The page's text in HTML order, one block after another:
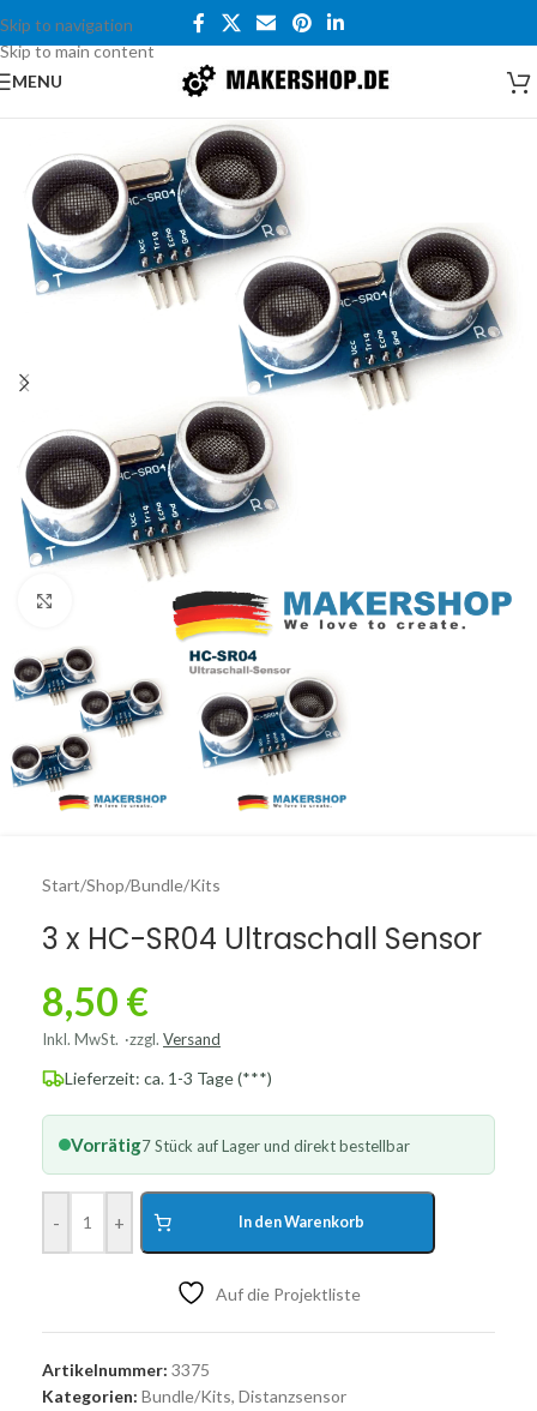
Skip to navigation
Skip to main content
MENU
Click to enlarge
Start/Shop/Bundle/Kits
3 x HC-SR04 Ultraschall Sensor
8,50 €
Inkl. MwSt. zzgl. Versand
Lieferzeit: ca. 1-3 Tage (***)
Vorrätig7 Stück auf Lager und direkt bestellbar
- + In den Warenkorb
Auf die Projektliste
Artikelnummer: 3375
Kategorien: Bundle/Kits, Distanzsensor